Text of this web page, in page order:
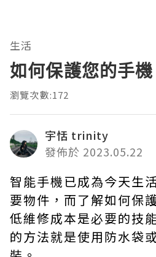
生活
如何保護您的手機
瀏覽次數:172
宇恬 trinity
發佈於 2023.05.22
智能手機已成為今天生
要物件，而了解如何保
低維修成本是必要的技
的方法就是使用防水袋